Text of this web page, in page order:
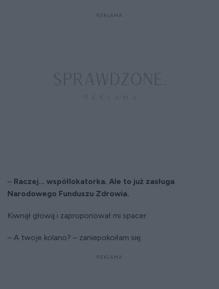
– Raczej... współlokatorka. Ale to już zasługa
Narodowego Funduszu Zdrowia.
Kiwnął głową i zaproponował mi spacer.
– A twoje kolano? – zaniepokoiłam się.